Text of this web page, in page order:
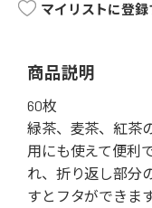
マイリストに登録
商品説明
60枚
緑茶、麦茶、紅茶
用にも使えて便利
れ、折り返し部分
すとフタができま